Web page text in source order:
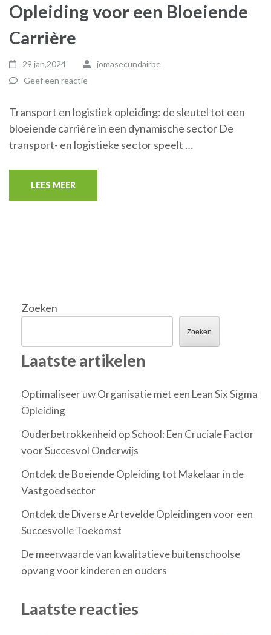
Opleiding voor een Bloeiende
Carrière
29 jan,2024
jomasecundairbe
Geef een reactie
Transport en logistiek opleiding: de sleutel tot een
bloeiende carrière in een dynamische sector De
transport- en logistieke sector speelt …
LEES MEER
Zoeken
Zoeken
Laatste artikelen
Optimaliseer uw Organisatie met een Lean Six Sigma
Opleiding
Ouderbetrokkenheid op School: Een Cruciale Factor
voor Succesvol Onderwijs
Ontdek de Boeiende Opleiding tot Makelaar in de
Vastgoedsector
Ontdek de Diverse Artevelde Opleidingen voor een
Succesvolle Toekomst
De meerwaarde van kwalitatieve buitenschoolse
opvang voor kinderen en ouders
Laatste reacties